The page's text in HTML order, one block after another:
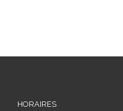
HORAIRES